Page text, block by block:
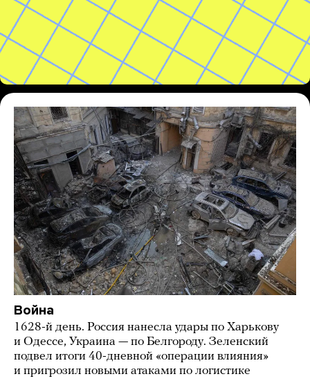
Война
1628-й день. Россия нанесла удары по Харькову
и Одессе, Украина — по Белгороду. Зеленский
подвел итоги 40-дневной «операции влияния»
и пригрозил новыми атаками по логистике